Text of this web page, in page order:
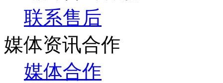
联系售后
媒体资讯合作
媒体合作